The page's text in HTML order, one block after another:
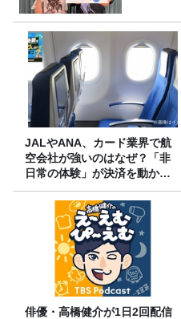
JALやANA、カード業界で航
空会社が強いのはなぜ？「非
日常の体験」が決済を動かす
理由
俳優・高橋健介が1日2回配信